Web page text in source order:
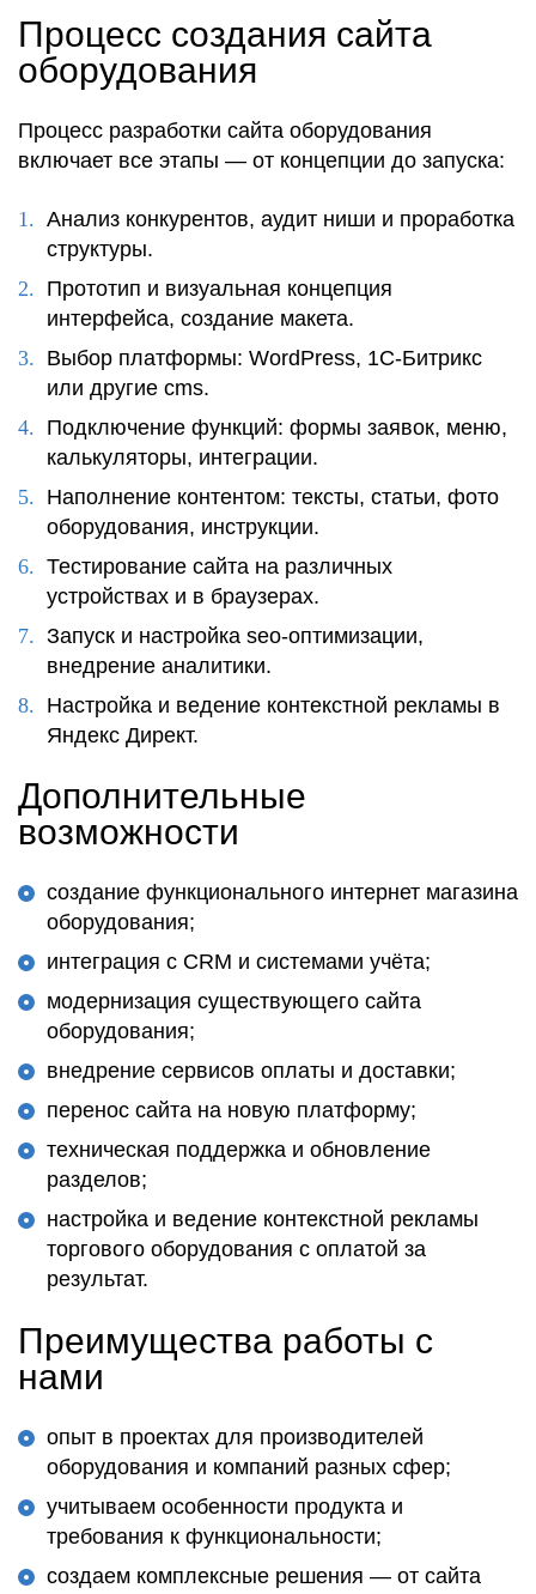
Процесс создания сайта
оборудования
Процесс разработки сайта оборудования
включает все этапы — от концепции до запуска:
Анализ конкурентов, аудит ниши и проработка
структуры.
Прототип и визуальная концепция
интерфейса, создание макета.
Выбор платформы: WordPress, 1С-Битрикс
или другие cms.
Подключение функций: формы заявок, меню,
калькуляторы, интеграции.
Наполнение контентом: тексты, статьи, фото
оборудования, инструкции.
Тестирование сайта на различных
устройствах и в браузерах.
Запуск и настройка seo-оптимизации,
внедрение аналитики.
Настройка и ведение контекстной рекламы в
Яндекс Директ.
Дополнительные
возможности
создание функционального интернет магазина
оборудования;
интеграция с CRM и системами учёта;
модернизация существующего сайта
оборудования;
внедрение сервисов оплаты и доставки;
перенос сайта на новую платформу;
техническая поддержка и обновление
разделов;
настройка и ведение контекстной рекламы
торгового оборудования с оплатой за
результат.
Преимущества работы с
нами
опыт в проектах для производителей
оборудования и компаний разных сфер;
учитываем особенности продукта и
требования к функциональности;
создаем комплексные решения — от сайта